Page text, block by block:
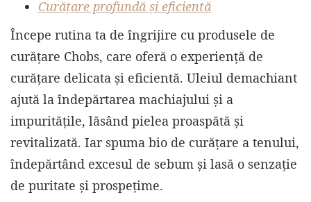
Curățare profundă și eficientă
Începe rutina ta de îngrijire cu produsele de
curățare Chobs, care oferă o experiență de
curățare delicata și eficientă. Uleiul demachiant
ajută la îndepărtarea machiajului și a
impuritățile, lăsând pielea proaspătă și
revitalizată. Iar spuma bio de curățare a tenului,
îndepărtând excesul de sebum și lasă o senzație
de puritate și prospețime.